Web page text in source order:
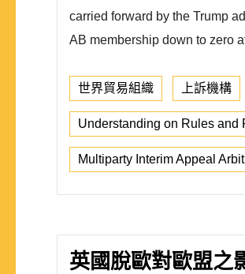
carried forward by the Trump
AB membership down to zero
世界貿易組織 上訴機構
Understanding on Rules and
Multiparty Interim Appeal
英國脫歐對歐盟之